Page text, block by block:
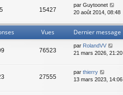
5 15427
par Guytoonet
20 août 2014, 08:48
Vues Dernier message
76523
par RolandVV
21 mars 2026, 21:20
27555
par thierry
13 mars 2023, 14:06